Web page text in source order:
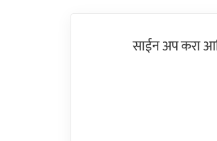
साईन अप करा